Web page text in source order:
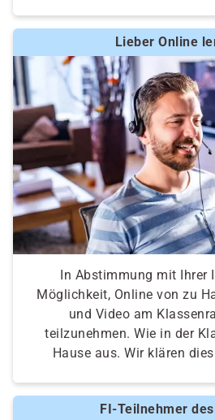
Lieber Online
In Abstimmung mit Ihrer
Möglichkeit, Online von zu
und Video am
teilzunehmen. Wie in der
Hause aus. Wir klären
FI-Teilnehmer